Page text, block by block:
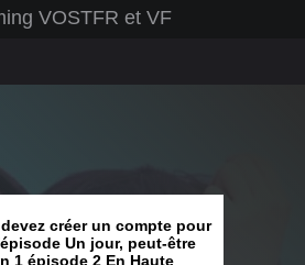
VOSTFR et VF
créer un compte pour
Un jour, peut-être
1 épisode 2 En Haute